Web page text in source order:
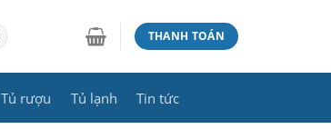
THANH TOÁN
Tủ rượu Tủ lạnh Tin tức